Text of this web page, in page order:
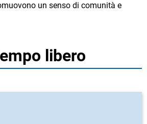
un senso di comunità e
libero